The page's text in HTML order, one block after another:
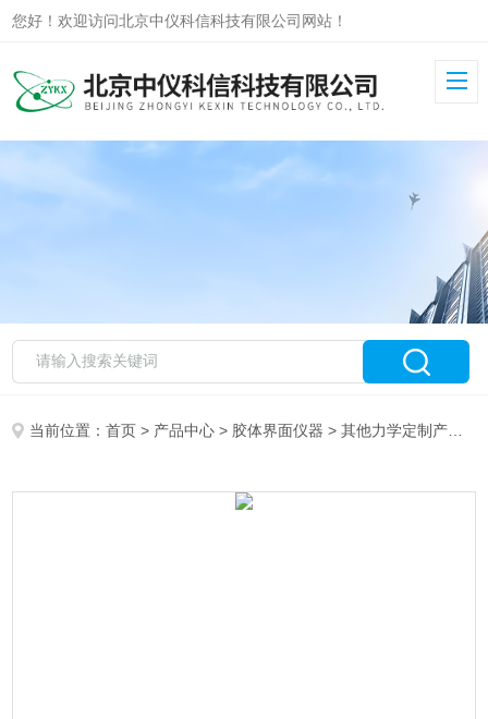
您好！欢迎访问北京中仪科信科技有限公司网站！
当前位置：首页 > 产品中心 > 胶体界面仪器 >其他力学定制产品